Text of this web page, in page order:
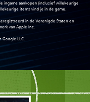
ingame aankopen (inclusief willekeurige
items vind je in de game.
in de Verenigde Staten en
van Apple Inc.
Google LLC.